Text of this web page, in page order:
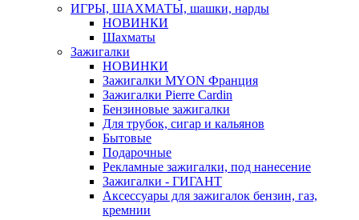
ИГРЫ, ШАХМАТЫ, шашки, нарды
НОВИНКИ
Шахматы
Зажигалки
НОВИНКИ
Зажигалки MYON Франция
Зажигалки Pierre Cardin
Бензиновые зажигалки
Для трубок, сигар и кальянов
Бытовые
Подарочные
Рекламные зажигалки, под нанесение
Зажигалки - ГИГАНТ
Аксессуары для зажигалок бензин, газ,
кремнии